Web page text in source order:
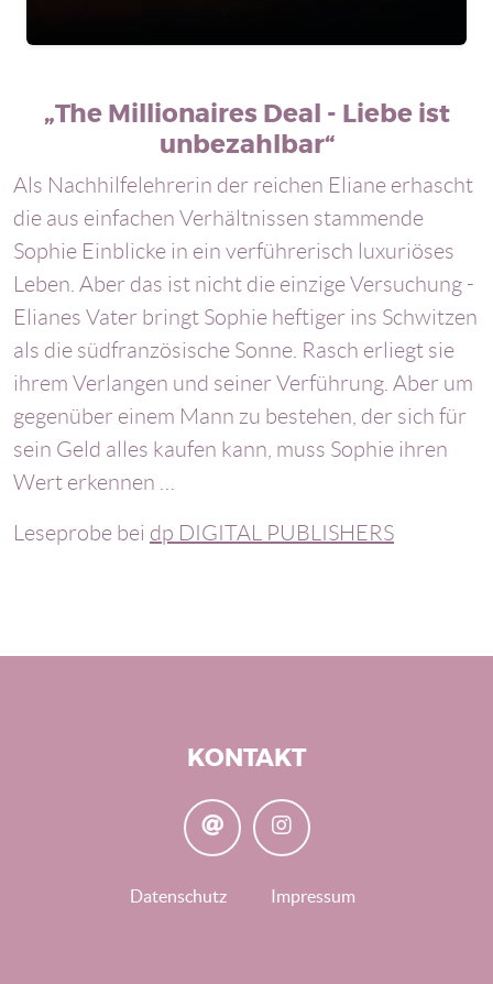
The Millionaires Deal - Liebe ist
unbezahlbar
Als Nachhilfelehrerin der reichen Eliane erhascht
die aus einfachen Verhältnissen stammende
Sophie Einblicke in ein verführerisch luxuriöses
Leben. Aber das ist nicht die einzige Versuchung -
Elianes Vater bringt Sophie heftiger ins Schwitzen
als die südfranzösische Sonne. Rasch erliegt sie
ihrem Verlangen und seiner Verführung. Aber um
gegenüber einem Mann zu bestehen, der sich für
sein Geld alles kaufen kann, muss Sophie ihren
Wert erkennen …
Leseprobe bei dp DIGITAL PUBLISHERS
KONTAKT
Datenschutz Impressum